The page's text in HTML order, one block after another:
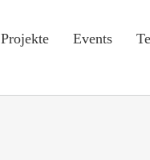
Projekte Events